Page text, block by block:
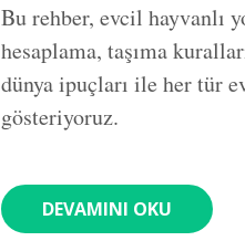
Bu rehber, evcil hayvanlı
hesaplama, taşıma
dünya ipuçları ile her tür
gösteriyoruz.
DEVAMINI OKU